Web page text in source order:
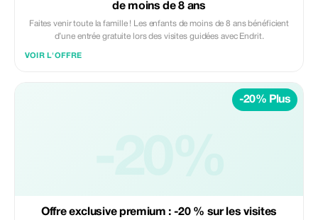
de moins de 8 ans
Faites venir toute la famille ! Les enfants de moins de 8 ans bénéficient
d’une entrée gratuite lors des visites guidées avec Endrit.
VOIR L'OFFRE
-20% Plus
Offre exclusive premium : -20 % sur les visites